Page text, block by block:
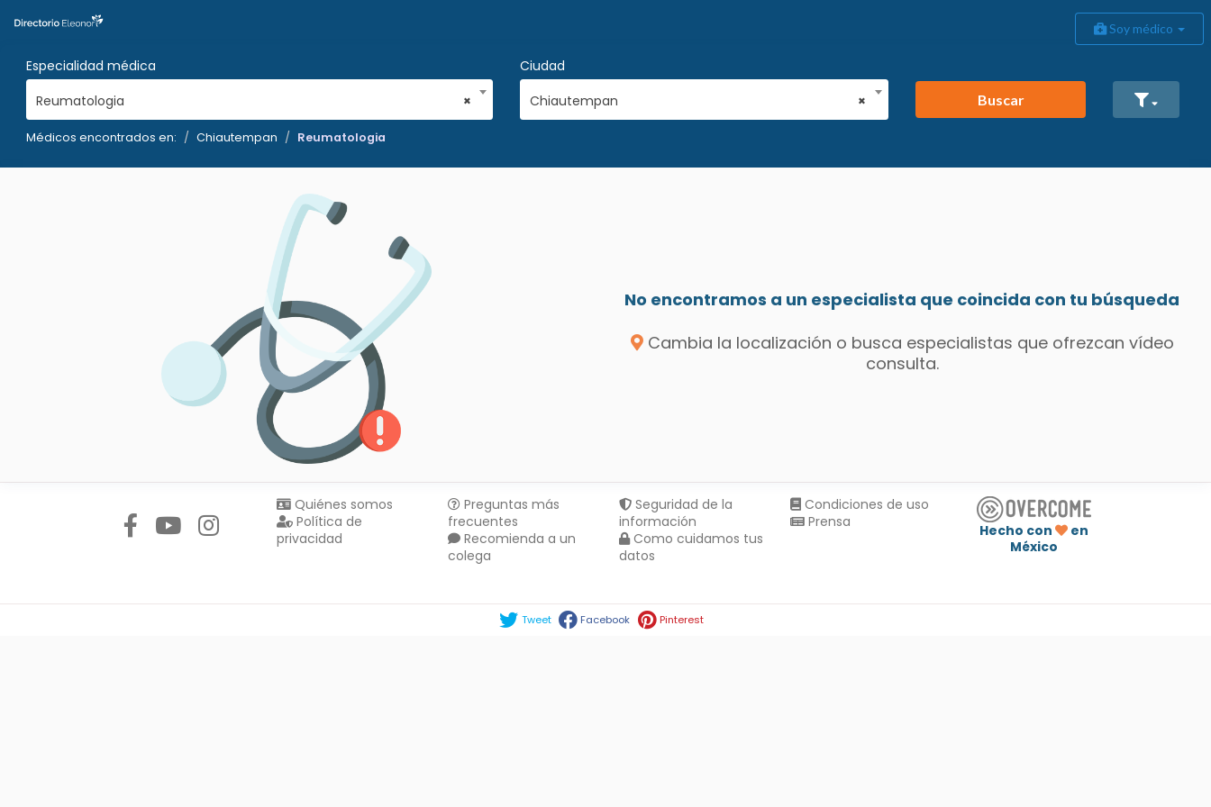
Soy médico
Especialidad médica
×
Reumatologia
Ciudad
×
Chiautempan Buscar
Médicos encontrados en: Chiautempan Reumatologia
No encontramos a un especialista que coincida con tu búsqueda
Cambia la localización o busca especialistas que ofrezcan vídeo
consulta.
Quiénes somos
Política de
privacidad
Preguntas más
frecuentes
Recomienda a un
colega
Seguridad de la
información
Como cuidamos tus
datos
Condiciones de uso
Prensa
Hecho con
en
México
Tweet Facebook Pinterest